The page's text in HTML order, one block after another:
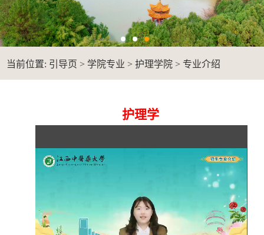
当前位置: 引导页 > 学院专业 >护理学院 > 专业介绍
护理学